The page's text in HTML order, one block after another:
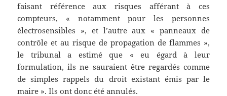
faisant référence aux risques afférant à ces
compteurs, « notamment pour les personnes
électrosensibles », et l’autre aux « panneaux de
contrôle et au risque de propagation de flammes »,
le tribunal a estimé que « eu égard à leur
formulation, ils ne sauraient être regardés comme
de simples rappels du droit existant émis par le
maire ». Ils ont donc été annulés.